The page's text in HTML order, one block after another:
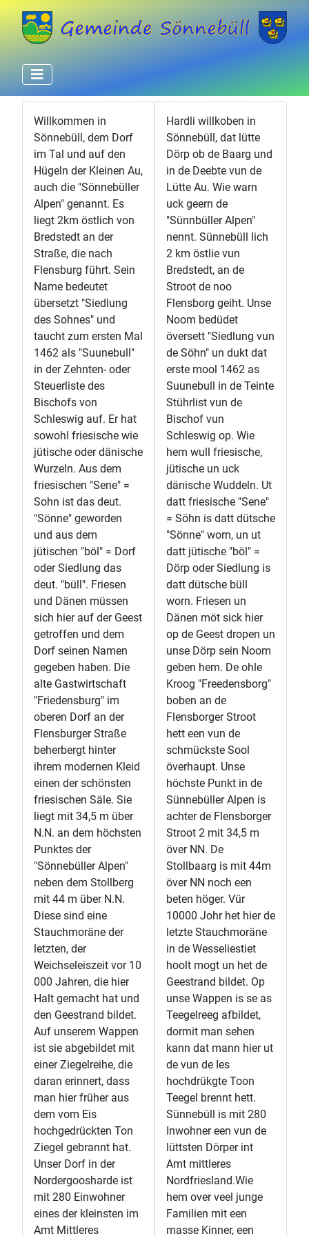
Willkommen in
Sönnebüll, dem Dorf
im Tal und auf den
Hügeln der Kleinen Au,
auch die "Sönnebüller
Alpen" genannt. Es
liegt 2km östlich von
Bredstedt an der
Straße, die nach
Flensburg führt. Sein
Name bedeutet
übersetzt "Siedlung
des Sohnes" und
taucht zum ersten Mal
1462 als "Suunebull"
in der Zehnten- oder
Steuerliste des
Bischofs von
Schleswig auf. Er hat
sowohl friesische wie
jütische oder dänische
Wurzeln. Aus dem
friesischen "Sene" =
Sohn ist das deut.
"Sönne" geworden
und aus dem
jütischen "böl" = Dorf
oder Siedlung das
deut. "büll". Friesen
und Dänen müssen
sich hier auf der Geest
getroffen und dem
Dorf seinen Namen
gegeben haben. Die
alte Gastwirtschaft
"Friedensburg" im
oberen Dorf an der
Flensburger Straße
beherbergt hinter
ihrem modernen Kleid
einen der schönsten
friesischen Säle. Sie
liegt mit 34,5 m über
N.N. an dem höchsten
Punktes der
"Sönnebüller Alpen"
neben dem Stollberg
mit 44 m über N.N.
Diese sind eine
Stauchmoräne der
letzten, der
Weichseleiszeit vor 10
000 Jahren, die hier
Halt gemacht hat und
den Geestrand bildet.
Auf unserem Wappen
ist sie abgebildet mit
einer Ziegelreihe, die
daran erinnert, dass
man hier früher aus
dem vom Eis
hochgedrückten Ton
Ziegel gebrannt hat.
Unser Dorf in der
Nordergoosharde ist
mit 280 Einwohner
eines der kleinsten im
Amt Mittleres
Hardli willkoben in
Sönnebüll, dat lütte
Dörp ob de Baarg und
in de Deebte vun de
Lütte Au. Wie warn
uck geern de
"Sünnbüller Alpen"
nennt. Sünnebüll lich
2 km östlie vun
Bredstedt, an de
Stroot de noo
Flensborg geiht. Unse
Noom bedüdet
översett "Siedlung vun
de Söhn" un dukt dat
erste mool 1462 as
Suunebull in de Teinte
Stührlist vun de
Bischof vun
Schleswig op. Wie
hem wull friesische,
jütische un uck
dänische Wuddeln. Ut
datt friesische "Sene"
= Söhn is datt dütsche
"Sönne" worn, un ut
datt jütische "böl" =
Dörp oder Siedlung is
datt dütsche büll
worn. Friesen un
Dänen möt sick hier
op de Geest dropen un
unse Dörp sein Noom
geben hem. De ohle
Kroog "Freedensborg"
boben an de
Flensborger Stroot
hett een vun de
schmückste Sool
överhaupt. Unse
höchste Punkt in de
Sünnebüller Alpen is
achter de Flensborger
Stroot 2 mit 34,5 m
över NN. De
Stollbaarg is mit 44m
över NN noch een
beten höger. Vür
10000 Johr het hier de
letzte Stauchmoräne
in de Wesseliestiet
hoolt mogt un het de
Geestrand bildet. Op
unse Wappen is se as
Teegelreeg afbildet,
dormit man sehen
kann dat mann hier ut
de vun de Ies
hochdrükgte Toon
Teegel brennt hett.
Sünnebüll is mit 280
Inwohner een vun de
lüttsten Dörper int
Amt mittleres
Nordfriesland.Wie
hem over veel junge
Familien mit een
masse Kinner, een